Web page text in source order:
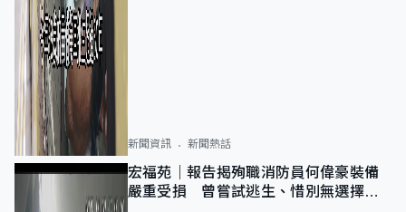
新聞資訊 新聞熱話
宏福苑｜報告揭殉職消防員何偉豪裝備
嚴重受損 曾嘗試逃生、惜別無選擇下